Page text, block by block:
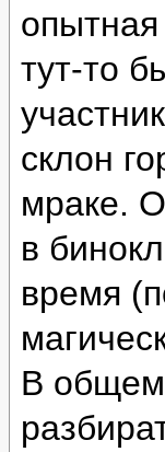
тут-то
склон
мраке.
в
время
В